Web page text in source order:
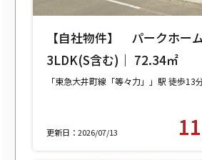
【自社物件】 パークホー
ジデンススクエア 208号室
中町】
3LDK(S含む)｜ 72.34㎡
「東急大井町線「等々力」」駅 徒歩13
更新日：2026/07/13